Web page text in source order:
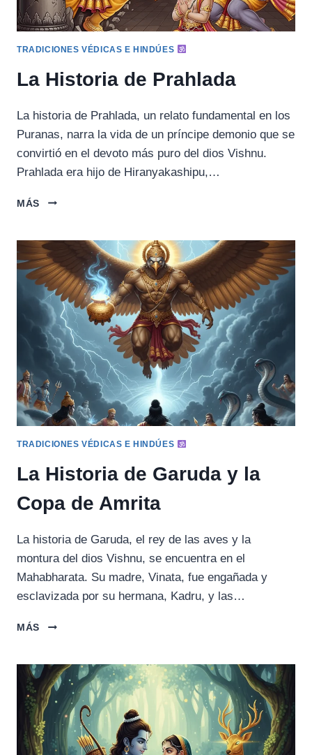
TRADICIONES VÉDICAS E HINDÚES
La Historia de Prahlada
La historia de Prahlada, un relato fundamental en los
Puranas, narra la vida de un príncipe demonio que se
convirtió en el devoto más puro del dios Vishnu.
Prahlada era hijo de Hiranyakashipu,…
MÁS
LA
PRAHLADA
TRADICIONES VÉDICAS E HINDÚES
La Historia de Garuda y la
Copa de Amrita
La historia de Garuda, el rey de las aves y la
montura del dios Vishnu, se encuentra en el
Mahabharata. Su madre, Vinata, fue engañada y
esclavizada por su hermana, Kadru, y las…
MÁS
LA
GARUDA
Y
LA
COPA
DE
AMRITA